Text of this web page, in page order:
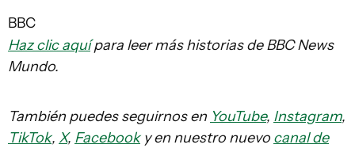
BBC
Haz clic aquípara leer más historias de BBC News
Mundo.
También puedes seguirnos en YouTube, Instagram,
TikTok, X, Facebooky en nuestro nuevo canal de